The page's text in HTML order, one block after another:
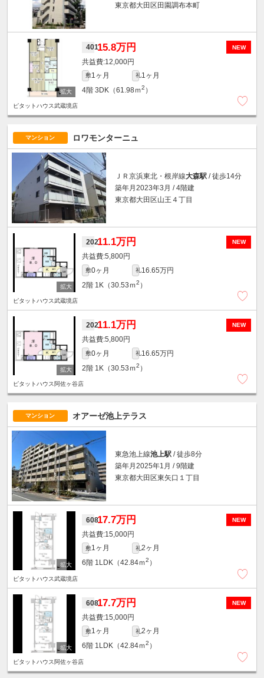
東京都大田区田園調布本町
NEW
40115.8万円
12,000円
敷1ヶ月 礼1ヶ月
4階 3DK（61.98ｍ2 ）
ピタットハウス武蔵境店
マンション ロワモンターニュ
ＪＲ京浜東北・根岸線大森駅 / 徒歩14分
築年月2023年3月 / 4階建
東京都大田区山王４丁目
NEW
20211.1万円
5,800円
敷0ヶ月 礼16.65万円
2階 1K（30.53ｍ2 ）
ピタットハウス武蔵境店
NEW
20211.1万円
5,800円
敷0ヶ月 礼16.65万円
2階 1K（30.53ｍ2 ）
ピタットハウス阿佐ヶ谷店
マンション オアーゼ池上テラス
東急池上線池上駅 / 徒歩8分
築年月2025年1月 / 9階建
東京都大田区東矢口１丁目
NEW
60817.7万円
15,000円
敷1ヶ月 礼2ヶ月
6階 1LDK（42.84ｍ2 ）
ピタットハウス武蔵境店
NEW
60817.7万円
15,000円
敷1ヶ月 礼2ヶ月
6階 1LDK（42.84ｍ2 ）
ピタットハウス阿佐ヶ谷店